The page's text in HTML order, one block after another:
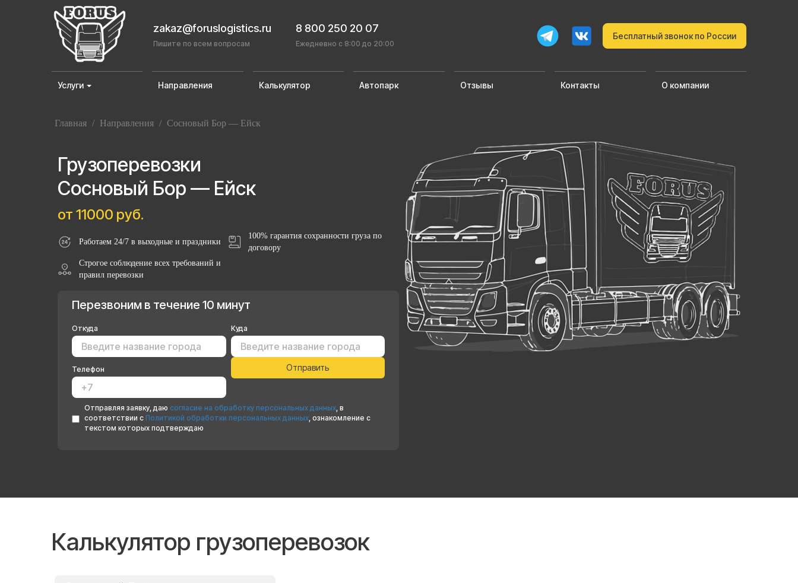
zakaz@foruslogistics.ru
Пишите по всем вопросам
8 800 250 20 07
Ежедневно с 8:00 до 20:00
Бесплатный звонок по России
Услуги Направления Калькулятор Автопарк Отзывы Контакты О компании
Главная / Направления / Сосновый Бор — Ейск
Грузоперевозки
Сосновый Бор — Ейск
от 11000 руб.
Работаем 24/7 в выходные и праздники
100% гарантия сохранности груза по
договору
Строгое соблюдение всех требований и
правил перевозки
Перезвоним в течение 10 минут
Откуда Куда
Телефон
Отправляя заявку, даю согласие на обработку персональных данных, в
соответствии с Политикой обработки персональных данных, ознакомление с
текстом которых подтверждаю
Калькулятор грузоперевозок